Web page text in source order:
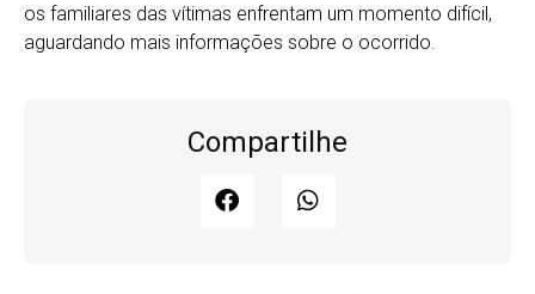
os familiares das vítimas enfrentam um momento difícil,
aguardando mais informações sobre o ocorrido.
Compartilhe